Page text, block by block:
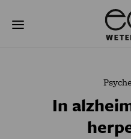
naar
NATUURWETENSCHAPPEN
In